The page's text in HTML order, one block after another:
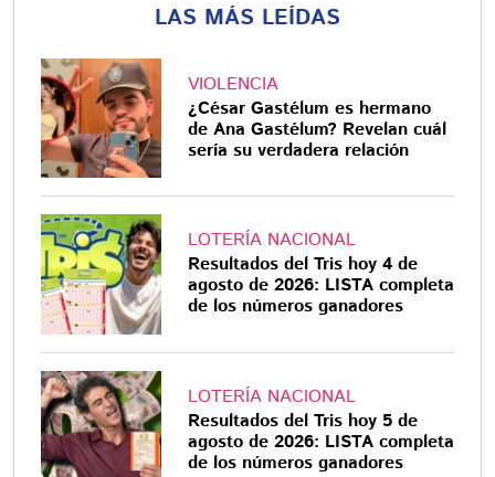
LAS MÁS LEÍDAS
VIOLENCIA
¿César Gastélum es hermano
de Ana Gastélum? Revelan cuál
sería su verdadera relación
LOTERÍA NACIONAL
Resultados del Tris hoy 4 de
agosto de 2026: LISTA completa
de los números ganadores
LOTERÍA NACIONAL
Resultados del Tris hoy 5 de
agosto de 2026: LISTA completa
de los números ganadores